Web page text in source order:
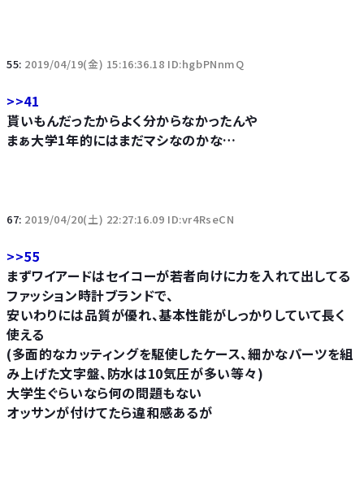
55: 2019/04/19(金) 15:16:36.18 ID:hgbPNnmQ
>>41
貰いもんだったからよく分からなかったんや
まぁ大学1年的にはまだマシなのかな…
67: 2019/04/20(土) 22:27:16.09 ID:vr4RseCN
>>55
まずワイアードはセイコーが若者向けに力を入れて出してる
ファッション時計ブランドで、
安いわりには品質が優れ、基本性能がしっかりしていて長く
使える
(多面的なカッティングを駆使したケース、細かなパーツを組
み上げた文字盤、防水は10気圧が多い等々)
大学生ぐらいなら何の問題もない
オッサンが付けてたら違和感あるが